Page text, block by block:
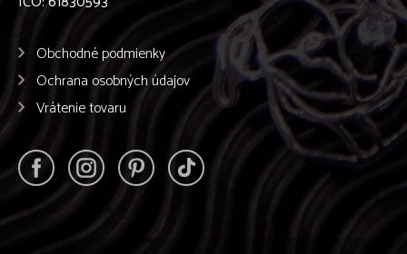
Obchodné podmienky
Ochrana osobných údajov
Vrátenie tovaru